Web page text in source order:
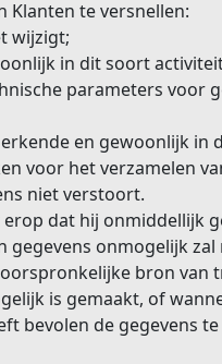
Klanten te versnellen:
wijzigt;
in dit soort
parameters voor
en gewoonlijk
voor het verzamelen
niet verstoort.
dat hij onmiddellijk
gegevens onmogelijk
bron van
is gemaakt, of
bevolen de gegevens